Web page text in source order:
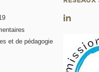
et de pédagogie